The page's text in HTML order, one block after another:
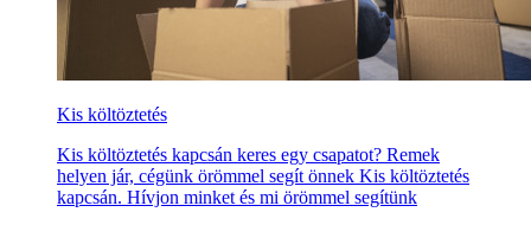
Kis költöztetés
Kis költöztetés kapcsán keres egy csapatot? Remek
helyen jár, cégünk örömmel segít önnek Kis költöztetés
kapcsán. Hívjon minket és mi örömmel segítünk